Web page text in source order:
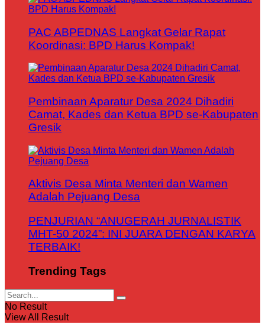
PAC ABPEDNAS Langkat Gelar Rapat
Koordinasi: BPD Harus Kompak!
Pembinaan Aparatur Desa 2024 Dihadiri
Camat, Kades dan Ketua BPD se-Kabupaten
Gresik
Aktivis Desa Minta Menteri dan Wamen
Adalah Pejuang Desa
PENJURIAN “ANUGERAH JURNALISTIK
MHT-50 2024”: INI JUARA DENGAN KARYA
TERBAIK!
Trending Tags
No Result
View All Result